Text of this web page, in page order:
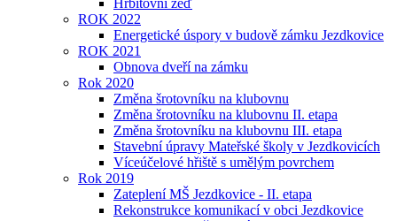
ROK 2022
Energetické úspory v budově zámku Jezdkovice
ROK 2021
Obnova dveří na zámku
Rok 2020
Změna šrotovníku na klubovnu
Změna šrotovníku na klubovnu II. etapa
Změna šrotovníku na klubovnu III. etapa
Stavební úpravy Mateřské školy v Jezdkovicích
Víceúčelové hřiště s umělým povrchem
Rok 2019
Zateplení MŠ Jezdkovice - II. etapa
Rekonstrukce komunikací v obci Jezdkovice